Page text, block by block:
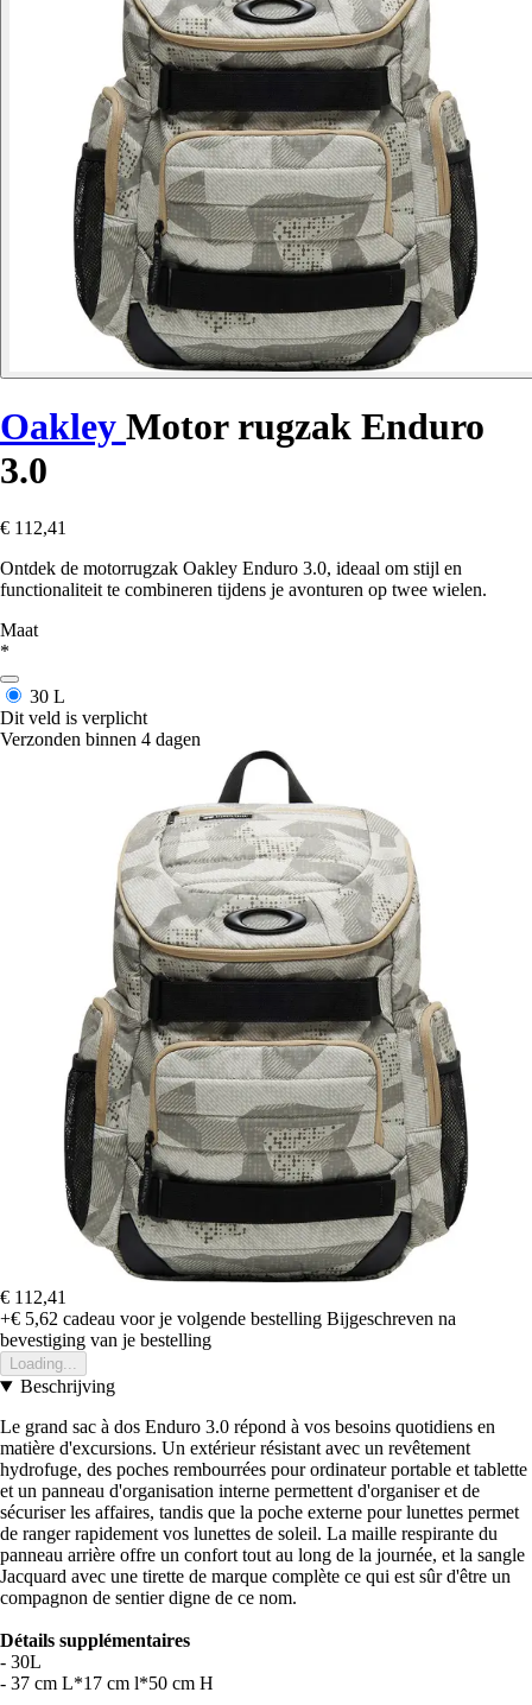
Oakley Motor rugzak Enduro
3.0
€ 112,41
Ontdek de motorrugzak Oakley Enduro 3.0, ideaal om stijl en
functionaliteit te combineren tijdens je avonturen op twee wielen.
Maat
*
30 L
Dit veld is verplicht
Verzonden binnen 4 dagen
€ 112,41
+€ 5,62 cadeau voor je volgende bestelling Bijgeschreven na
bevestiging van je bestelling
Loading...
Beschrijving
Le grand sac à dos Enduro 3.0 répond à vos besoins quotidiens en
matière d'excursions. Un extérieur résistant avec un revêtement
hydrofuge, des poches rembourrées pour ordinateur portable et tablette
et un panneau d'organisation interne permettent d'organiser et de
sécuriser les affaires, tandis que la poche externe pour lunettes permet
de ranger rapidement vos lunettes de soleil. La maille respirante du
panneau arrière offre un confort tout au long de la journée, et la sangle
Jacquard avec une tirette de marque complète ce qui est sûr d'être un
compagnon de sentier digne de ce nom.
Détails supplémentaires
- 30L
- 37 cm L*17 cm l*50 cm H